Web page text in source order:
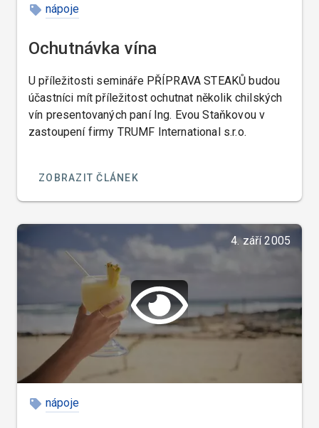
nápoje
Ochutnávka vína
U příležitosti semináře PŘÍPRAVA STEAKŮ budou
účastníci mít příležitost ochutnat několik chilských
vín presentovaných paní Ing. Evou Staňkovou v
zastoupení firmy TRUMF International s.r.o.
ZOBRAZIT ČLÁNEK
4. září 2005
nápoje